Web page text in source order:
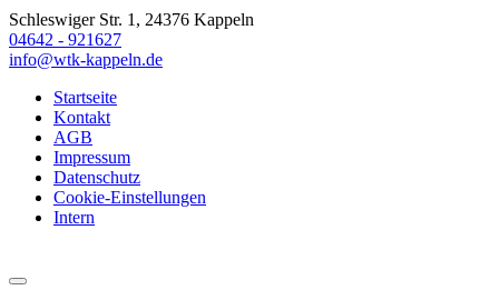
Schleswiger Str. 1, 24376 Kappeln
04642 - 921627
info@wtk-kappeln.de
Startseite
Kontakt
AGB
Impressum
Datenschutz
Cookie-Einstellungen
Intern